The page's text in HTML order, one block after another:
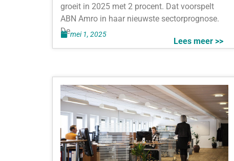
groeit in 2025 met 2 procent. Dat voorspelt
ABN Amro in haar nieuwste sectorprognose.
De
Lees meer >>
mei 1, 2025